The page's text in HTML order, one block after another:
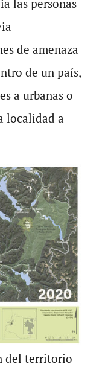
las personas
de amenaza
de un país,
a urbanas o
localidad a
del territorio